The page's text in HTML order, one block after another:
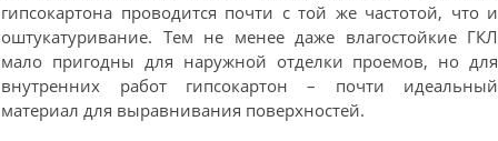
гипсокартона проводится почти с той же частотой, что и
оштукатуривание. Тем не менее даже влагостойкие ГКЛ
мало пригодны для наружной отделки проемов, но для
внутренних работ гипсокартон – почти идеальный
материал для выравнивания поверхностей.